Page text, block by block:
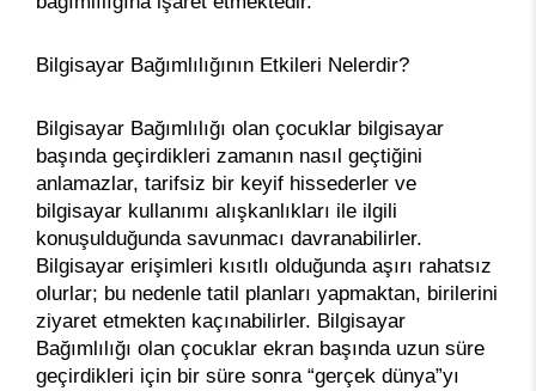
Bilgisayar Bağımlılığının Etkileri Nelerdir?
Bilgisayar Bağımlılığı olan çocuklar bilgisayar
başında geçirdikleri zamanın nasıl geçtiğini
anlamazlar, tarifsiz bir keyif hissederler ve
bilgisayar kullanımı alışkanlıkları ile ilgili
konuşulduğunda savunmacı davranabilirler.
Bilgisayar erişimleri kısıtlı olduğunda aşırı rahatsız
olurlar; bu nedenle tatil planları yapmaktan, birilerini
ziyaret etmekten kaçınabilirler. Bilgisayar
Bağımlılığı olan çocuklar ekran başında uzun süre
geçirdikleri için bir süre sonra “gerçek dünya”yı